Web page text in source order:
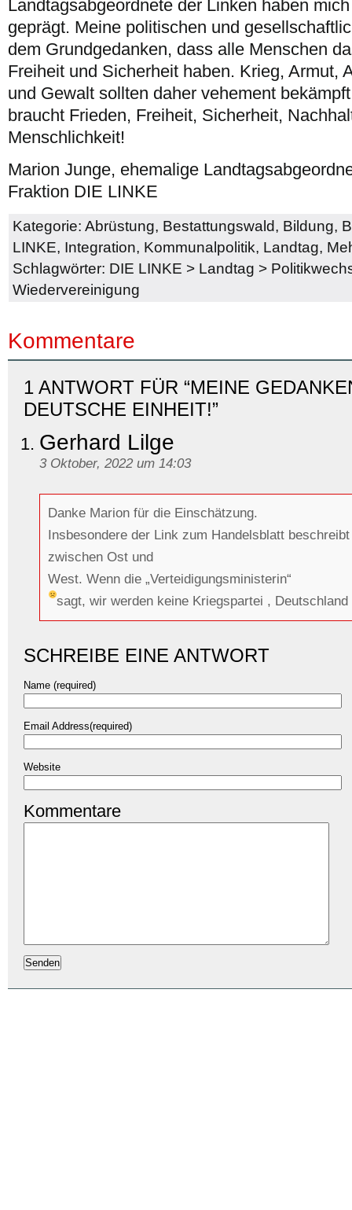
Landtagsabgeordnete der Linken haben
geprägt. Meine politischen und
dem Grundgedanken, dass alle Menschen
Freiheit und Sicherheit haben. Krieg, Armut,
und Gewalt sollten daher vehement
braucht Frieden, Freiheit, Sicherheit,
Menschlichkeit!
Marion Junge, ehemalige
Fraktion DIE LINKE
Kategorie: Abrüstung, Bestattungswald, Bildung,
LINKE, Integration, Kommunalpolitik, Landtag,
Schlagwörter: DIE LINKE > Landtag >
Wiedervereinigung
Kommentare
1 ANTWORT FÜR “MEINE
DEUTSCHE EINHEIT!”
Gerhard Lilge
3 Oktober, 2022 um 14:03
Danke Marion für die Einschätzung.
Insbesondere der Link zum Handelsblatt
zwischen Ost und
West. Wenn die „Verteidigungsministerin“
sagt, wir werden keine Kriegspartei ,
SCHREIBE EINE ANTWORT
Name (required)
Email Address(required)
Website
Kommentare